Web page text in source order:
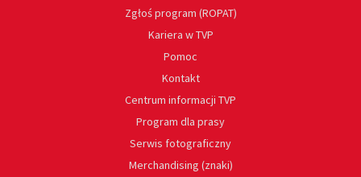
Zgłoś program (ROPAT)
Kariera w TVP
Pomoc
Kontakt
Centrum informacji TVP
Program dla prasy
Serwis fotograficzny
Merchandising (znaki)